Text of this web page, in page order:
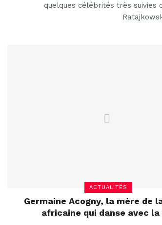
quelques célébrités très suivies
ACTUALITÉS
Germaine Acogny, la mère de
africaine qui danse avec la